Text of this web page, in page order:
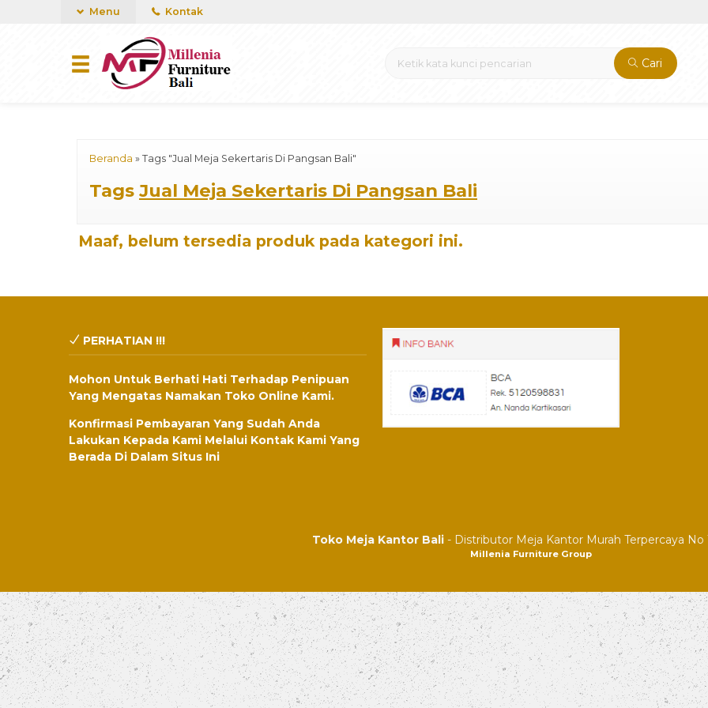
mUCn7CwGawCVTvwq7a99f4AgACOVgZvYEW65FFSDBf0
Menu Kontak
Cari
Beranda » Tags "Jual Meja Sekertaris Di Pangsan Bali"
Tags Jual Meja Sekertaris Di Pangsan Bali
Maaf, belum tersedia produk pada kategori ini.
PERHATIAN !!!
Mohon Untuk Berhati Hati Terhadap Penipuan
Yang Mengatas Namakan Toko Online Kami.
Konfirmasi Pembayaran Yang Sudah Anda
Lakukan Kepada Kami Melalui Kontak Kami Yang
Berada Di Dalam Situs Ini
Toko Meja Kantor Bali - Distributor Meja Kantor Murah Terpercaya No
Millenia Furniture Group